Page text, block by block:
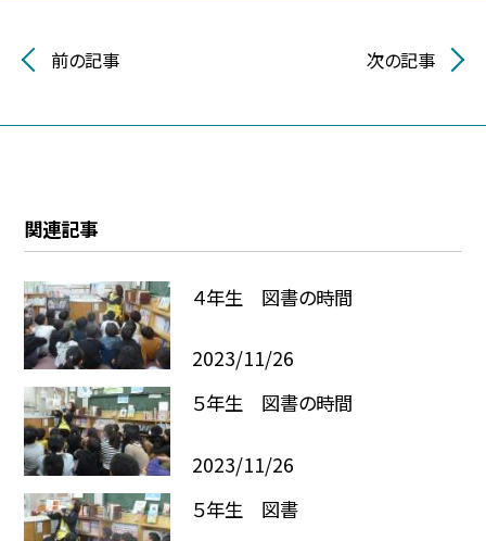
前の記事 次の記事
関連記事
４年生 図書の時間
2023/11/26
５年生 図書の時間
2023/11/26
５年生 図書